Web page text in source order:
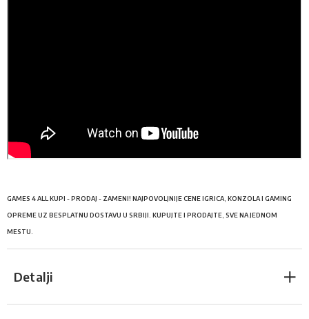
GAMES 4 ALL KUPI - PRODAJ - ZAMENI! NAJPOVOLJNIJE CENE IGRICA, KONZOLA I GAMING
OPREME UZ BESPLATNU DOSTAVU U SRBIJI. KUPUJTE I PRODAJTE, SVE NA JEDNOM
MESTU.
Detalji